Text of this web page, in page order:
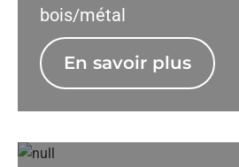
bois/métal
En savoir plus